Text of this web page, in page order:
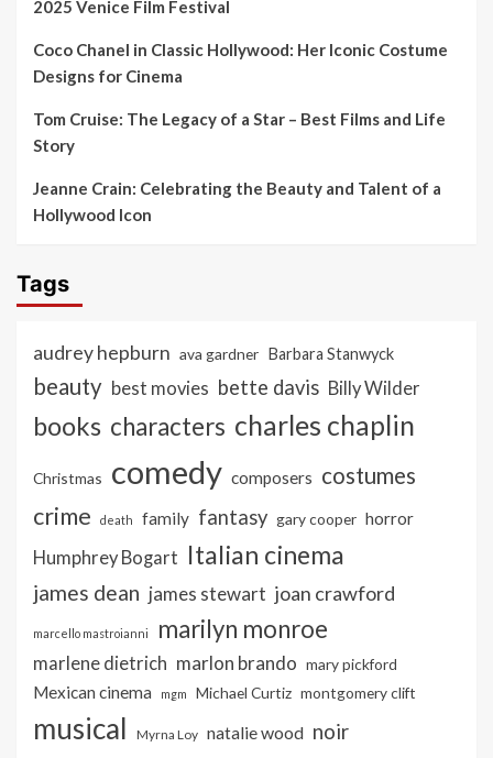
2025 Venice Film Festival
Coco Chanel in Classic Hollywood: Her Iconic Costume
Designs for Cinema
Tom Cruise: The Legacy of a Star – Best Films and Life
Story
Jeanne Crain: Celebrating the Beauty and Talent of a
Hollywood Icon
Tags
audrey hepburn ava gardner Barbara Stanwyck
beauty best movies bette davis Billy Wilder
books characters charles chaplin
Christmas comedy composers costumes
crime death family fantasy gary cooper horror
Humphrey Bogart Italian cinema
james dean james stewart joan crawford
marcello mastroianni marilyn monroe
marlene dietrich marlon brando mary pickford
Mexican cinema mgm Michael Curtiz montgomery clift
musical Myrna Loy natalie wood noir